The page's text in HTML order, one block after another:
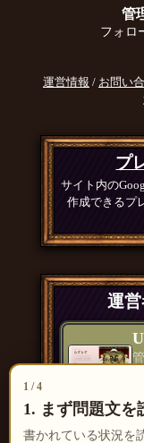
1 / 4
1. まず問題文を
書かれている状況を
管
フォロ
運営情報 / お問い
プ
サイト内の
作成できるプ
運